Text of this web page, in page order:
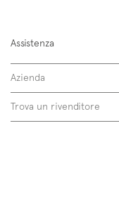
Assistenza
Azienda
Trova un rivenditore